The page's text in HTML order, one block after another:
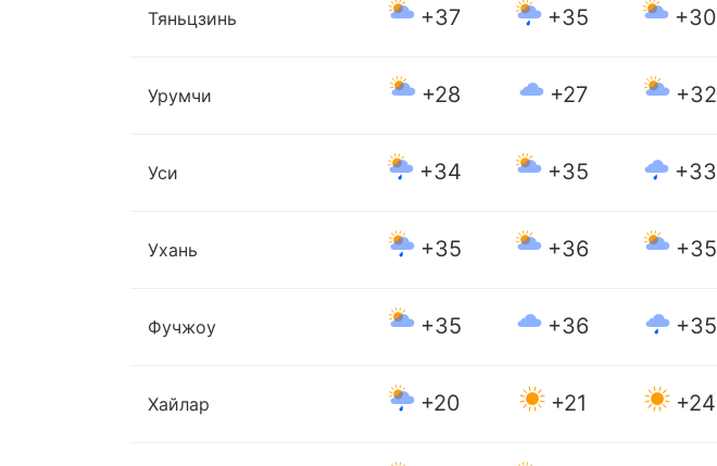
Тяньцзинь +37 +35 +30
Урумчи +28 +27 +32
Уси +34 +35 +33
Ухань +35 +36 +35
Фучжоу +35 +36 +35
Хайлар +20 +21 +24